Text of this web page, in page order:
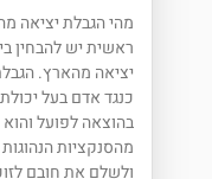
מהי הגבלת יציאה
ראשית יש להבחין
יציאה מהארץ.
כנגד אדם בעל
בהוצאה לפועל
מהסנקציות
ולשלם את חובם